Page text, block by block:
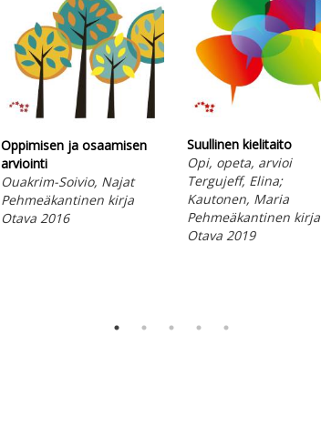
Oppimisen ja osaamisen
arviointi
Ouakrim-Soivio, Najat
Pehmeäkantinen kirja
Otava 2016
Suullinen kielitaito
Opi, opeta, arvioi
Tergujeff, Elina;
Kautonen, Maria
Pehmeäkantinen kirja
Otava 2019